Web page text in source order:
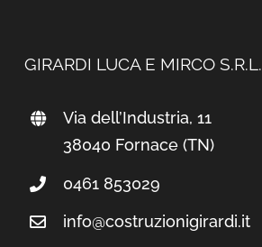
GIRARDI LUCA E MIRCO S.R.L.
Via dell’Industria, 11
38040 Fornace (TN)
0461 853029
info@costruzionigirardi.it